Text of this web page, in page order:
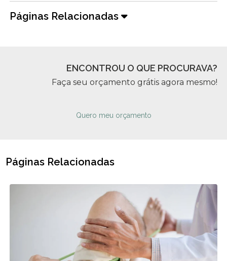
Páginas Relacionadas
ENCONTROU O QUE PROCURAVA?
Faça seu orçamento grátis agora mesmo!
Quero meu orçamento
Páginas Relacionadas